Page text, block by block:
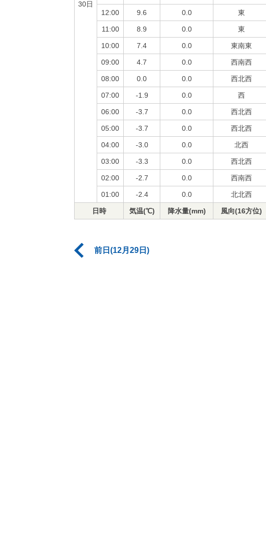
30日
12:00 9.6 0.0 東
11:00 8.9 0.0 東
10:00 7.4 0.0 東南東
09:00 4.7 0.0 西南西
08:00 0.0 0.0 西北西
07:00 -1.9 0.0 西
06:00 -3.7 0.0 西北西
05:00 -3.7 0.0 西北西
04:00 -3.0 0.0 北西
03:00 -3.3 0.0 西北西
02:00 -2.7 0.0 西南西
01:00 -2.4 0.0 北北西
日時 気温(℃) 降水量(mm) 風向(16方位)
前日(12月29日)